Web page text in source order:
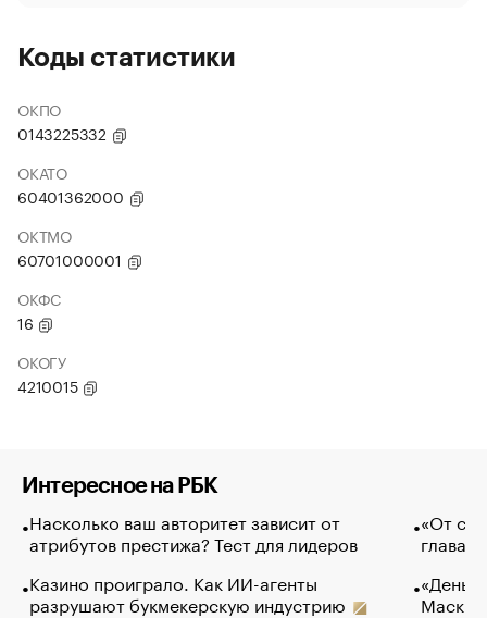
Коды статистики
ОКПО
0143225332
ОКАТО
60401362000
ОКТМО
60701000001
ОКФС
16
ОКОГУ
4210015
Интересное на РБК
Насколько ваш авторитет зависит от
атрибутов престижа? Тест для лидеров
Казино проиграло. Как ИИ-агенты
разрушают букмекерскую индустрию
«От
глава
Маск в